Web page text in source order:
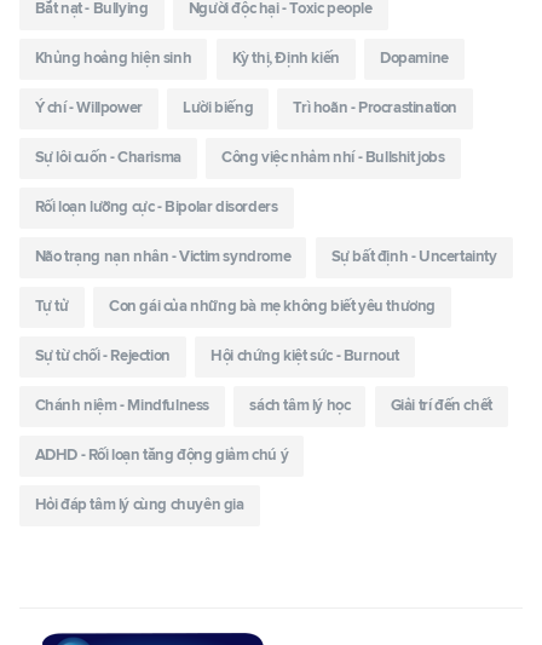
Bắt nạt - Bullying Người độc hại - Toxic people
Khủng hoảng hiện sinh Kỳ thị, Định kiến Dopamine
Ý chí - Willpower Lười biếng Trì hoãn - Procrastination
Sự lôi cuốn - Charisma Công việc nhảm nhí - Bullshit jobs
Rối loạn lưỡng cực - Bipolar disorders
Não trạng nạn nhân - Victim syndrome Sự bất định - Uncertainty
Tự tử Con gái của những bà mẹ không biết yêu thương
Sự từ chối - Rejection Hội chứng kiệt sức - Burnout
Chánh niệm - Mindfulness sách tâm lý học Giải trí đến chết
ADHD - Rối loạn tăng động giảm chú ý
Hỏi đáp tâm lý cùng chuyên gia